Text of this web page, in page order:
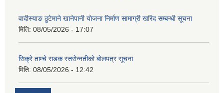
वादीस्याङ ठुटेमाने खानेपानी याेजना निर्माण सामाग्री खरिद सम्बन्धी सूचना
मिति: 08/05/2026 - 17:07
सिक्रे ताम्चे सडक स्तराेन्नतीकाे बाेलपत्र सूचना
मिति: 08/05/2026 - 12:42